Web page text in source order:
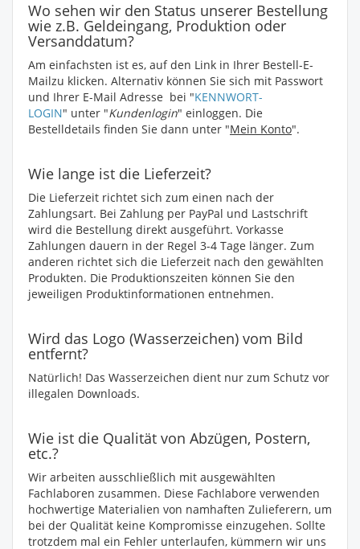
Wo sehen wir den Status unserer Bestellung
wie z.B. Geldeingang, Produktion oder
Versanddatum?
Am einfachsten ist es, auf den Link in Ihrer Bestell-E-
Mailzu klicken. Alternativ können Sie sich mit Passwort
und Ihrer E-Mail Adresse bei "KENNWORT-
LOGIN" unter "Kundenlogin" einloggen. Die
Bestelldetails finden Sie dann unter "Mein Konto".
Wie lange ist die Lieferzeit?
Die Lieferzeit richtet sich zum einen nach der
Zahlungsart. Bei Zahlung per PayPal und Lastschrift
wird die Bestellung direkt ausgeführt. Vorkasse
Zahlungen dauern in der Regel 3-4 Tage länger. Zum
anderen richtet sich die Lieferzeit nach den gewählten
Produkten. Die Produktionszeiten können Sie den
jeweiligen Produktinformationen entnehmen.
Wird das Logo (Wasserzeichen) vom Bild
entfernt?
Natürlich! Das Wasserzeichen dient nur zum Schutz vor
illegalen Downloads.
Wie ist die Qualität von Abzügen, Postern,
etc.?
Wir arbeiten ausschließlich mit ausgewählten
Fachlaboren zusammen. Diese Fachlabore verwenden
hochwertige Materialien von namhaften Zulieferern, um
bei der Qualität keine Kompromisse einzugehen. Sollte
trotzdem mal ein Fehler unterlaufen, kümmern wir uns